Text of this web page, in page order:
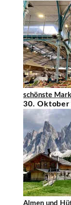
schönste
30. Oktober
Almen und